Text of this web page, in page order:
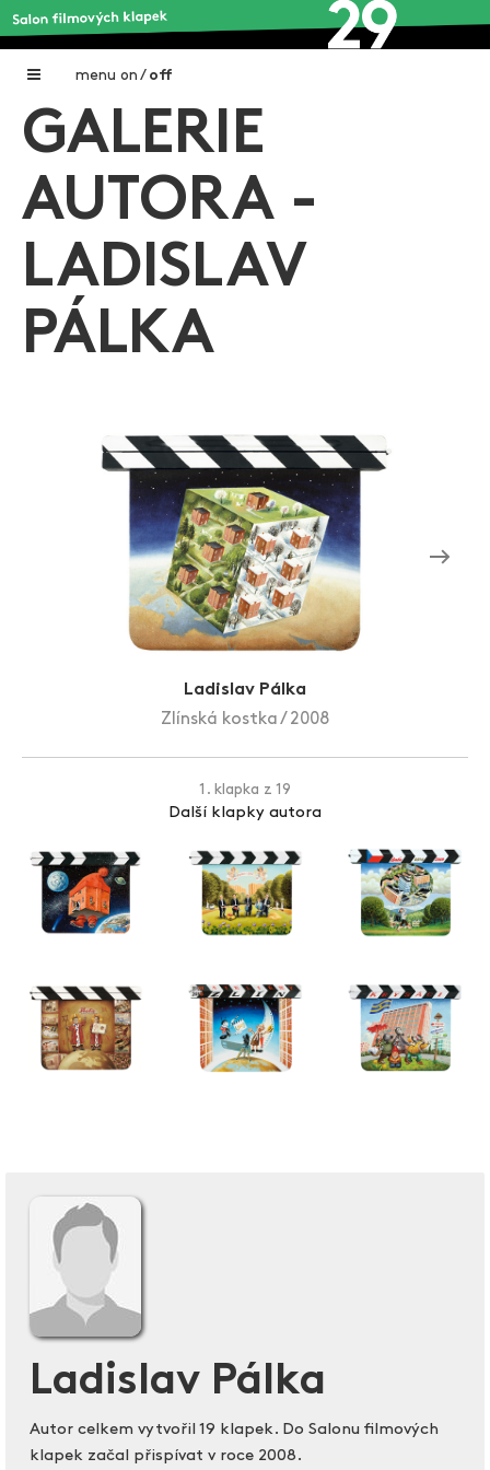
menu on / off
Home
Galerie filmových klapek
Autoři filmových klapek
O projektu
Aktuality
Zlín Film Festival
GALERIE
AUTORA -
LADISLAV
PÁLKA
Ladislav Pálka
Zlínská kostka / 2008
1. klapka z 19
Další klapky autora
Ladislav Pálka
Autor celkem vytvořil 19 klapek. Do Salonu filmových
klapek začal přispívat v roce 2008.